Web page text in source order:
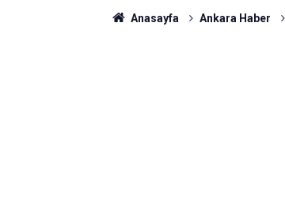
Anasayfa Ankara Haber